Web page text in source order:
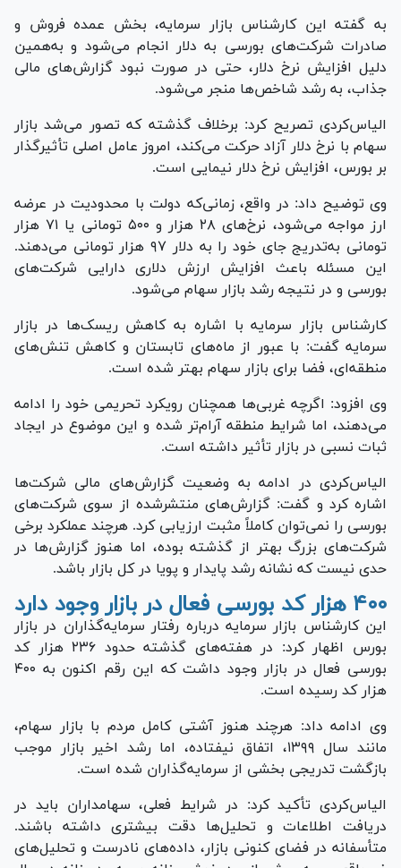
به گفته این کارشناس بازار سرمایه، بخش عمده فروش و
صادرات شرکت‌های بورسی به دلار انجام می‌شود و به‌همین
دلیل افزایش نرخ دلار، حتی در صورت نبود گزارش‌های مالی
جذاب، به رشد شاخص‌ها منجر می‌شود.
الیاس‌کردی تصریح کرد: برخلاف گذشته که تصور می‌شد بازار
سهام با نرخ دلار آزاد حرکت می‌کند، امروز عامل اصلی تأثیرگذار
بر بورس، افزایش نرخ دلار نیمایی است.
وی توضیح داد: در واقع، زمانی‌که دولت با محدودیت در عرضه
ارز مواجه می‌شود، نرخ‌های ۲۸ هزار و ۵۰۰ تومانی یا ۷۱ هزار
تومانی به‌تدریج جای خود را به دلار ۹۷ هزار تومانی می‌دهند.
این مسئله باعث افزایش ارزش دلاری دارایی شرکت‌های
بورسی و در نتیجه رشد بازار سهام می‌شود.
کارشناس بازار سرمایه با اشاره به کاهش ریسک‌ها در بازار
سرمایه گفت: با عبور از ماه‌های تابستان و کاهش تنش‌های
منطقه‌ای، فضا برای بازار سهام بهتر شده است.
وی افزود: اگرچه غربی‌ها همچنان رویکرد تحریمی خود را ادامه
می‌دهند، اما شرایط منطقه آرام‌تر شده و این موضوع در ایجاد
ثبات نسبی در بازار تأثیر داشته است.
الیاس‌کردی در ادامه به وضعیت گزارش‌های مالی شرکت‌ها
اشاره کرد و گفت: گزارش‌های منتشرشده از سوی شرکت‌های
بورسی را نمی‌توان کاملاً مثبت ارزیابی کرد. هرچند عملکرد برخی
شرکت‌های بزرگ بهتر از گذشته بوده، اما هنوز گزارش‌ها در
حدی نیست که نشانه رشد پایدار و پویا در کل بازار باشد.
۴۰۰ هزار کد بورسی فعال در بازار وجود دارد
این کارشناس بازار سرمایه درباره رفتار سرمایه‌گذاران در بازار
بورس اظهار کرد: در هفته‌های گذشته حدود ۲۳۶ هزار کد
بورسی فعال در بازار وجود داشت که این رقم اکنون به ۴۰۰
هزار کد رسیده است.
وی ادامه داد: هرچند هنوز آشتی کامل مردم با بازار سهام،
مانند سال ۱۳۹۹، اتفاق نیفتاده، اما رشد اخیر بازار موجب
بازگشت تدریجی بخشی از سرمایه‌گذاران شده است.
الیاس‌کردی تأکید کرد: در شرایط فعلی، سهامداران باید در
دریافت اطلاعات و تحلیل‌ها دقت بیشتری داشته باشند.
متأسفانه در فضای کنونی بازار، داده‌های نادرست و تحلیل‌های